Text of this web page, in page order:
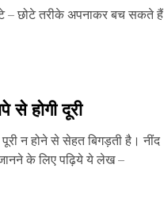
– छोटे तरीके अपनाकर बच सकते हैं
से होगी दूरी
न होने से सेहत बिगड़ती है। नींद
के लिए पढ़िये ये लेख –